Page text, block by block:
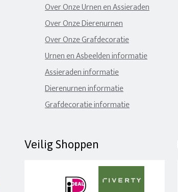
Over Onze Urnen en Assieraden
Over Onze Dierenurnen
Over Onze Grafdecoratie
Urnen en Asbeelden informatie
Assieraden informatie
Dierenurnen informatie
Grafdecoratie informatie
Veilig Shoppen